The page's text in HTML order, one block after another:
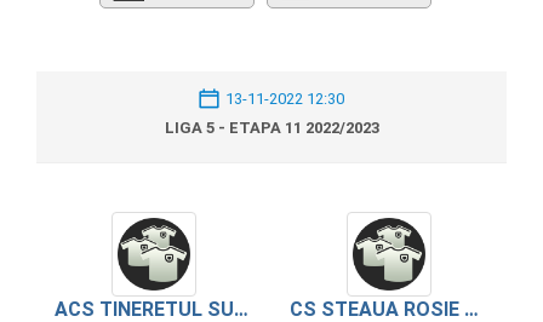
13-11-2022 12:30
LIGA 5 - ETAPA 11 2022/2023
ACS TINERETUL SUHAIA CS STEAUA ROSIE BUJORU 2021